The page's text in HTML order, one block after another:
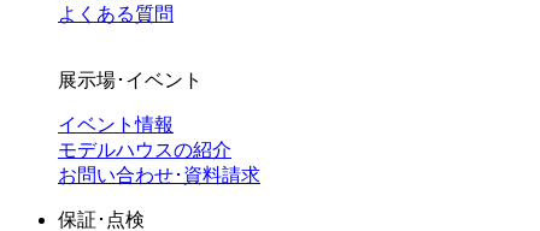
よくある質問
展示場･イベント
イベント情報
モデルハウスの紹介
お問い合わせ･資料請求
保証･点検